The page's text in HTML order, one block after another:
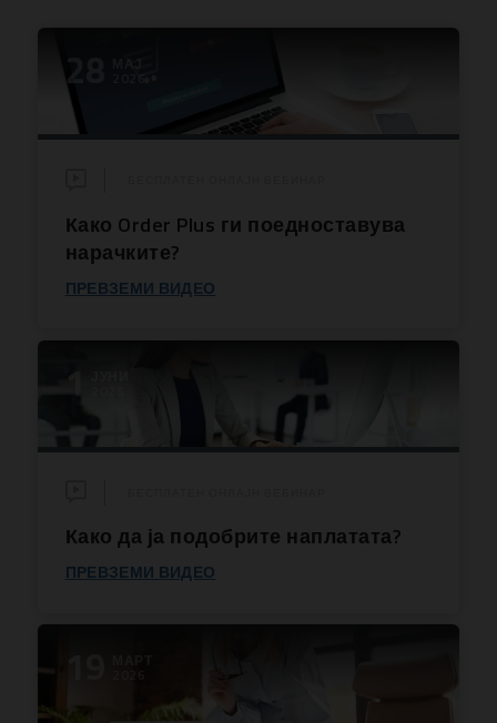
28
Како Order Plus ги поедноставува
нарачките?
ПРЕВЗЕМИ ВИДЕО
1
Како да ја подобрите наплатата?
ПРЕВЗЕМИ ВИДЕО